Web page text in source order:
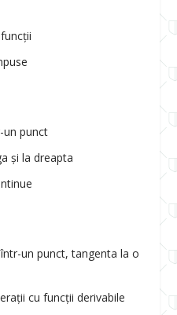
un punct
și la dreapta
un punct, tangenta la o
cu funcții derivabile